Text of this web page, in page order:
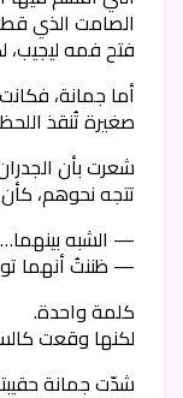
الصامت الذي
فتح فمه ليجيب،
أما جمانة،
صغيرة تُنقذ
شعرت بأن
تتجه نحوهم،
— الشبه
— ظننتُ أنهما
كلمة واحدة.
لكنها وقعت
شدّت جمانة